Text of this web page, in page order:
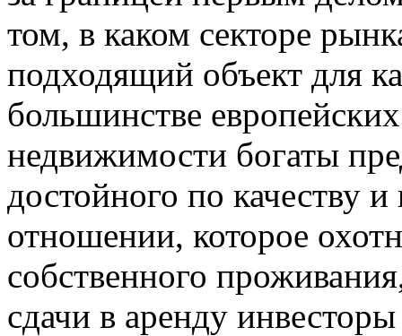
том, в каком секторе
подходящий объект для
большинстве
недвижимости богаты
достойного по качеству
отношении, которое
собственного
сдачи в аренду